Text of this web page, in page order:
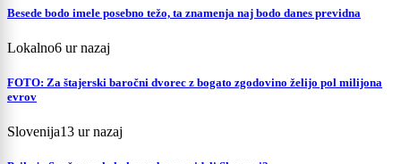
Besede bodo imele posebno težo, ta znamenja naj bodo danes previdna
Lokalno6 ur nazaj
FOTO: Za štajerski baročni dvorec z bogato zgodovino želijo pol milijona
evrov
Slovenija13 ur nazaj